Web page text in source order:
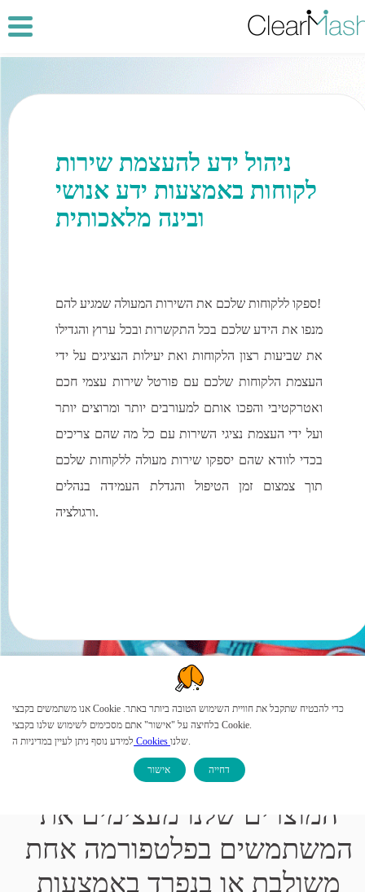
ניהול ידע להעצמת שירות
לקוחות באמצעות ידע אנושי
ובינה מלאכותית
ספקו ללקוחות שלכם את השירות המעולה שמגיע להם!
מנפו את הידע שלכם בכל התקשרות ובכל ערוץ והגדילו
את שביעות רצון הלקוחות ואת יעילות הנציגים על ידי
העצמת הלקוחות שלכם עם פורטל שירות עצמי חכם
ואטרקטיבי והפכו אותם למעורבים יותר ומרוצים יותר
ועל ידי העצמת נציגי השירות עם כל מה שהם צריכים
בכדי לוודא שהם יספקו שירות מעולה ללקוחות שלכם
תוך צמצום זמן הטיפול והגדלת העמידה בנהלים
ורגולציה.
מעצימים עובדים ולקוחות
המוצרים שלנו מעצימים את
המשתמשים בפלטפורמה אחת
משולבת או בנפרד באמצעות
אנו משתמשים בקבצי Cookie כדי להבטיח שתקבל את חוויית השימוש הטובה ביותר באתר.
בלחיצה על "אישור" אתם מסכימים לשימוש שלנו בקבצי Cookie.
למידע נוסף ניתן לעיין במדיניות ה Cookies שלנו.
אישור דחייה